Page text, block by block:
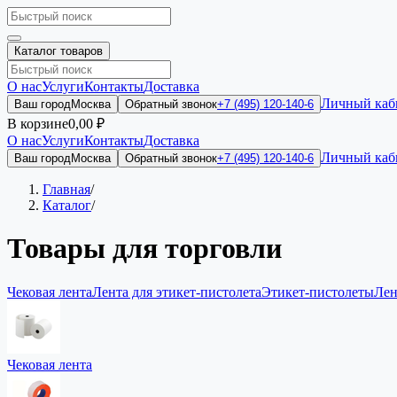
Каталог товаров
О насУслугиКонтактыДоставка
Ваш городМосква Обратный звонок+7 (495) 120-140-6 Личный
В корзине0,00 ₽
О насУслугиКонтактыДоставка
Ваш городМосква Обратный звонок+7 (495) 120-140-6 Личный
Главная/
Каталог/
Товары для торговли
Чековая лентаЛента для этикет-пистолетаЭтикет-пистолеты
Чековая лента